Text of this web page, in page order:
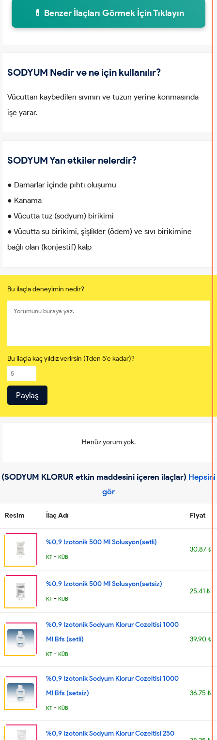
💊 Benzer İlaçları Görmek İçin Tıklayın
SODYUM Nedir ve ne için kullanılır?
Vücuttan kaybedilen sıvının ve tuzun yerine konmasında
işe yarar.
SODYUM Yan etkiler nelerdir?
● Damarlar içinde pıhtı oluşumu
● Kanama
● Vücutta tuz (sodyum) birikimi
● Vücutta su birikimi, şişlikler (ödem) ve sıvı birikimine
bağlı olan (konjestif) kalp
Bu ilaçla deneyimin nedir?
Bu ilaçla kaç yıldız verirsin (1'den 5'e kadar)?
Henüz yorum yok.
(SODYUM KLORUR etkin maddesini içeren ilaçlar) Hepsini
gör
Resim İlaç Adı Fiyat
%0,9 Izotonik 500 Ml Solusyon(setli)
KT - KÜB
30.87 ₺
%0,9 Izotonik 500 Ml Solusyon(setsiz)
KT - KÜB
25.41 ₺
%0,9 Izotonik Sodyum Klorur Cozeltisi 1000
Ml Bfs (setli)
KT - KÜB
39.90 ₺
%0,9 Izotonik Sodyum Klorur Cozeltisi 1000
Ml Bfs (setsiz)
KT - KÜB
36.75 ₺
%0,9 Izotonik Sodyum Klorur Cozeltisi 250